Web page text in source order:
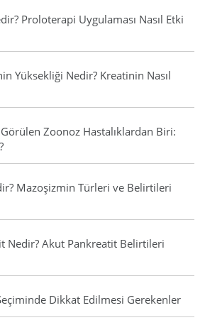
Proloterapi Uygulaması Nasıl Etki
Yüksekliği Nedir? Kreatinin Nasıl
Görülen Zoonoz Hastalıklardan Biri:
Mazoşizmin Türleri ve Belirtileri
Nedir? Akut Pankreatit Belirtileri
Dikkat Edilmesi Gerekenler